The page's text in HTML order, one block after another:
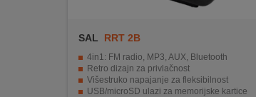
UČINKOVITOSTI
SAL RRT 2B
4in1: FM radio, MP3, AUX, Bluetooth
Retro dizajn za privlačnost
Višestruko napajanje za fleksibilnost
USB/microSD ulazi za memorijske kartice